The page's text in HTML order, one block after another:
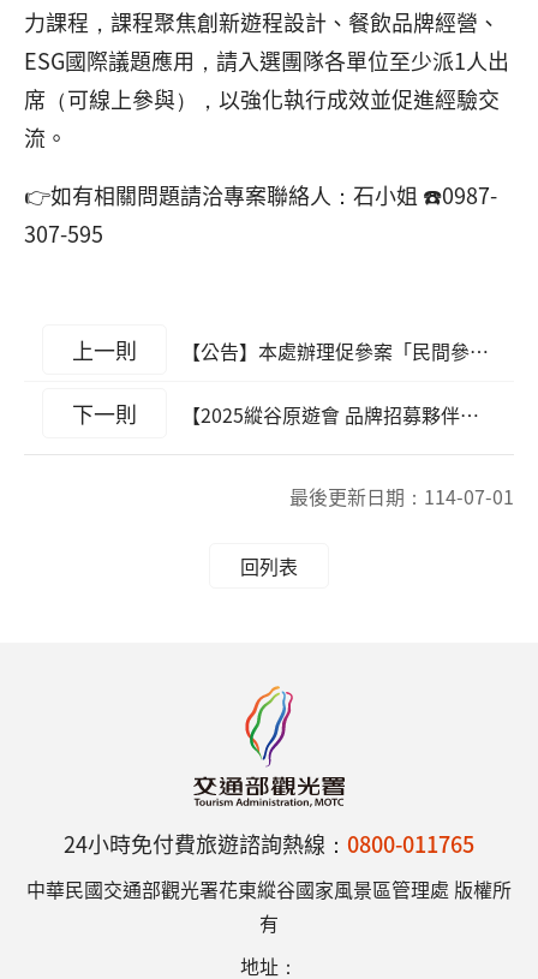
力課程，課程聚焦創新遊程設計、餐飲品牌經營、
ESG國際議題應用，請入選團隊各單位至少派1人出
席（可線上參與），以強化執行成效並促進經驗交
流。
👉如有相關問題請洽專案聯絡人：石小姐 ☎️0987-
307-595
上一則 【公告】本處辦理促參案「民間參與鯉魚潭露營區整建暨營運案」106-113年度 營運績效評定結果
下一則 【2025縱谷原遊會 品牌招募夥伴甄選】 第一階段書面審查入選單位
最後更新日期： 114-07-01
回列表
24小時免付費旅遊諮詢熱線： 0800-011765
中華民國交通部觀光署花東縱谷國家風景區管理處 版權所
有
地址：